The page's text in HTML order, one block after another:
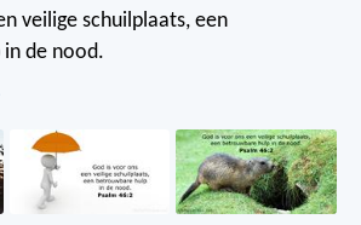
veilige schuilplaats, een
de nood.